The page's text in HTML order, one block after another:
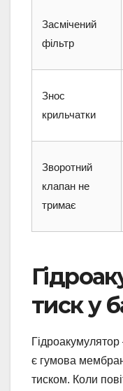
Засмічений
фільтр
Знос
крильчатки
Зворотний
клапан не
тримає
тиск у
є гумова
тиском. Коли